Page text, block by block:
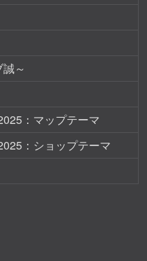
～
：マップテーマ
：ショップテーマ